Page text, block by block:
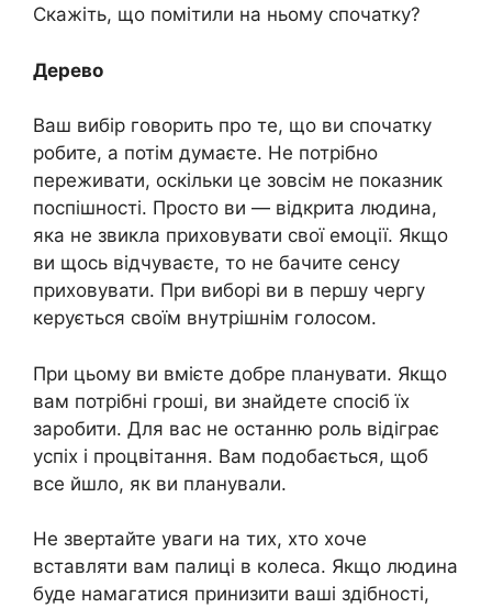
Скажіть, що помітили на ньому спочатку?
Дерево
Ваш вибір говорить про те, що ви спочатку
робите, а потім думаєте. Не потрібно
переживати, оскільки це зовсім не показник
поспішності. Просто ви — відкрита людина,
яка не звикла приховувати свої емоції. Якщо
ви щось відчуваєте, то не бачите сенсу
приховувати. При виборі ви в першу чергу
керується своїм внутрішнім голосом.
При цьому ви вмієте добре планувати. Якщо
вам потрібні гроші, ви знайдете спосіб їх
заробити. Для вас не останню роль відіграє
успіх і процвітання. Вам подобається, щоб
все йшло, як ви планували.
Не звертайте уваги на тих, хто хоче
вставляти вам палиці в колеса. Якщо людина
буде намагатися принизити ваші здібності,